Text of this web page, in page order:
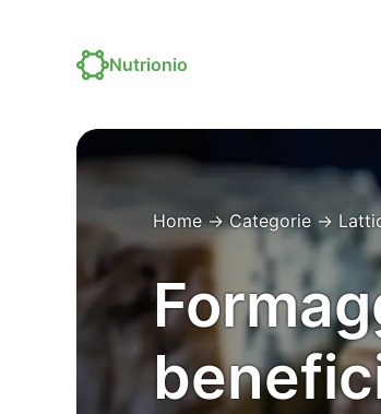
Nutrionio
Home→Categorie →